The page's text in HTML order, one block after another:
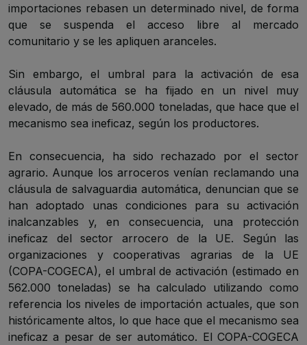
importaciones rebasen un determinado nivel, de forma
que se suspenda el acceso libre al mercado
comunitario y se les apliquen aranceles.
Sin embargo, el umbral para la activación de esa
cláusula automática se ha fijado en un nivel muy
elevado, de más de 560.000 toneladas, que hace que el
mecanismo sea ineficaz, según los productores.
En consecuencia, ha sido rechazado por el sector
agrario. Aunque los arroceros venían reclamando una
cláusula de salvaguardia automática, denuncian que se
han adoptado unas condiciones para su activación
inalcanzables y, en consecuencia, una protección
ineficaz del sector arrocero de la UE. Según las
organizaciones y cooperativas agrarias de la UE
(COPA-COGECA), el umbral de activación (estimado en
562.000 toneladas) se ha calculado utilizando como
referencia los niveles de importación actuales, que son
históricamente altos, lo que hace que el mecanismo sea
ineficaz a pesar de ser automático. El COPA-COGECA